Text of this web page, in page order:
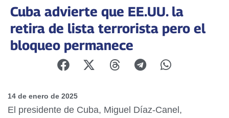
Cuba advierte que EE.UU. la
retira de lista terrorista pero el
bloqueo permanece
14 de enero de 2025
El presidente de Cuba, Miguel Díaz-Canel,